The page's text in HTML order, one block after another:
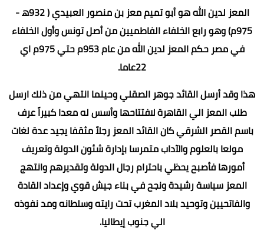
المعز لدين الله هو أبو تميم معز بن منصور العبيدي ( 932ه‍ -
975م) وهو رابع الخلفاء الفاطميين من أصل تونس وأول الخلفاء
في مصر حكم المعز لدين الله من عام 953م حتي 975م اي
22عاما.
هذا وقد أرسل القائد جوهر الصقلي وحينما انتهي من ذلك ارسل
طلب المعز الي القاهرة لافتتاحها وأسس له معدا كبيراً عرف
باسم القصر الشرقي كان القائد المعز رجلاً مثقفا يجيد عدة لغات
مولعا بالعلوم والآداب متمرسا بإدارة شئون الدولة وتعريف
أمورها فأصبح يحظي باحترام رجال الدولة وتقديرهم وانتهج
المعز سياسة رشيدة ونجح في بناء جيش قوي وإعداد القادة
والفاتحيين وتوحيد بلاد المغرب تحت رايته وسلطانه ومد نفوذه
الي جنوب إيطاليا.